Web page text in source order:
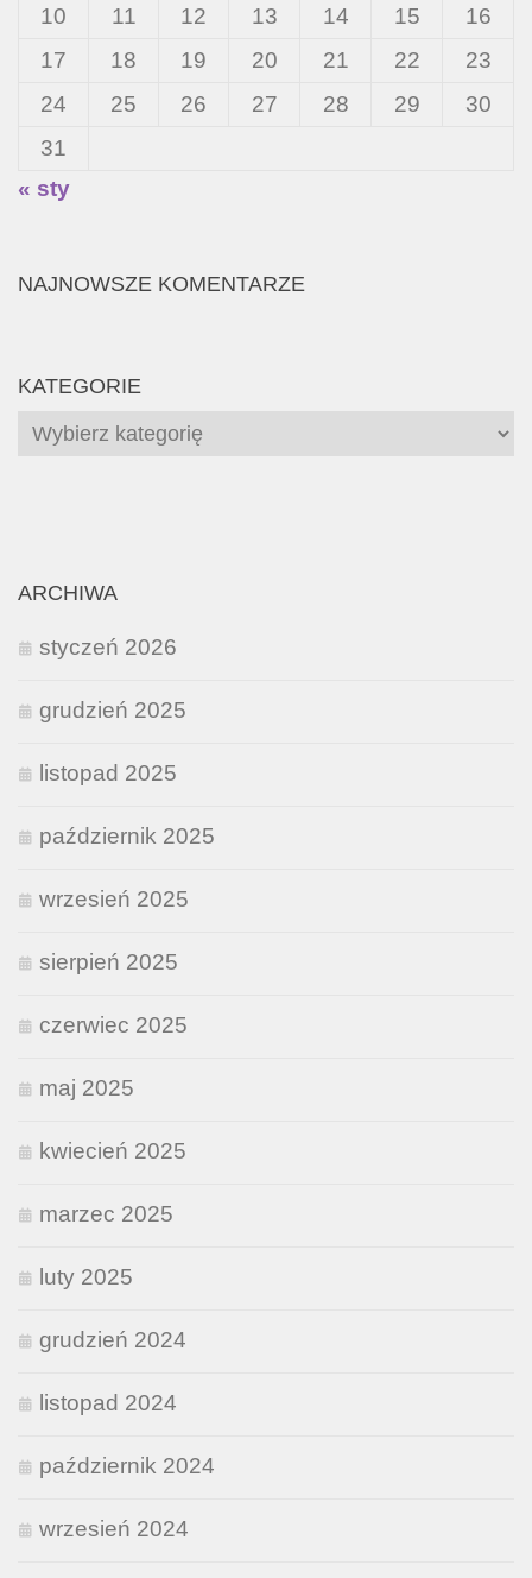
10
11 12 13 14 15
16
17
18 19 20 21 22
23
24
25 26 27 28 29
30
31
« sty
NAJNOWSZE KOMENTARZE
KATEGORIE
Kategorie
ARCHIWA
styczeń 2026
grudzień 2025
listopad 2025
październik 2025
wrzesień 2025
sierpień 2025
czerwiec 2025
maj 2025
kwiecień 2025
marzec 2025
luty 2025
grudzień 2024
listopad 2024
październik 2024
wrzesień 2024